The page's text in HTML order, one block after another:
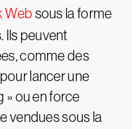
Web sous la forme
Ils peuvent
comme des
lancer une
» ou en force
vendues sous la